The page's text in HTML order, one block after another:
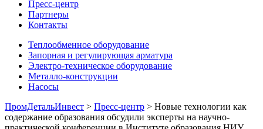
Пресс-центр
Партнеры
Контакты
Теплообменное оборудование
Запорная и регулирующая арматура
Электро-техническое оборудование
Металло-конструкции
Насосы
ПромДетальИнвест > Пресс-центр > Новые технологии как
содержание образования обсудили эксперты на научно-